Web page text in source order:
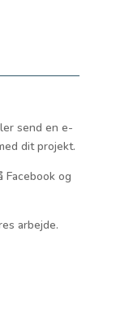
send en e-
dit projekt.
Facebook og
arbejde.